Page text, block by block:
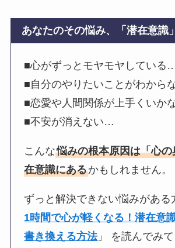
あなたのその悩み、「潜在意識
■心がずっとモヤモヤしている
■自分のやりたいことがわから
■恋愛や人間関係が上手くいか
■不安が消えない…
こんな悩みの根本原因は「心
在意識にあるかもしれません。
ずっと解決できない悩みがある
1時間で心が軽くなる！潜在意
書き換える方法」 を読んでみて